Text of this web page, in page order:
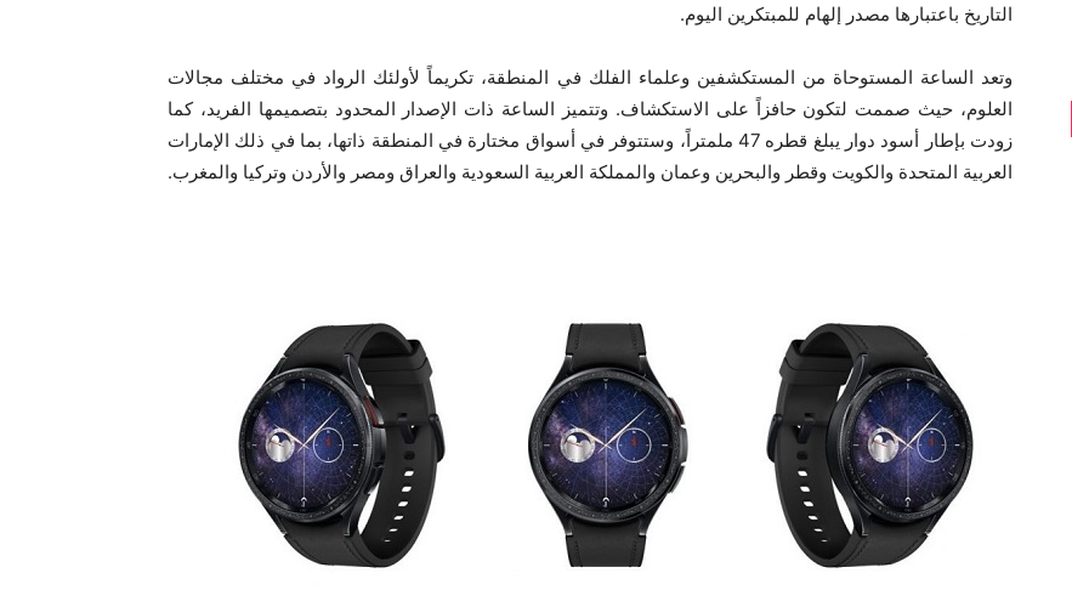
التاريخ باعتبارها مصدر إلهام للمبتكرين اليوم.
وتعد الساعة المستوحاة من المستكشفين وعلماء الفلك في المنطقة، تكريماً لأولئك الرواد في مختلف مجالات
العلوم، حيث صممت لتكون حافزاً على الاستكشاف. وتتميز الساعة ذات الإصدار المحدود بتصميمها الفريد، كما
زودت بإطار أسود دوار يبلغ قطره 47 ملمتراً، وستتوفر في أسواق مختارة في المنطقة ذاتها، بما في ذلك الإمارات
العربية المتحدة والكويت وقطر والبحرين وعمان والمملكة العربية السعودية والعراق ومصر والأردن وتركيا والمغرب.